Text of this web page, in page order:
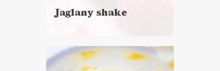
Jaglany shake
więcej
Czas przygotowania:
do 30 minut